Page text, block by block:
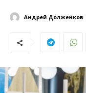
Андрей Долженков